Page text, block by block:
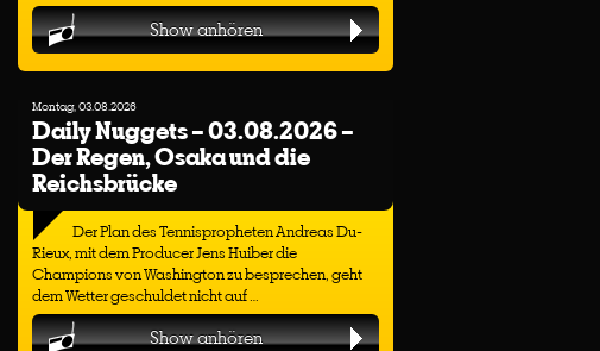
Show anhören
Montag, 03.08.2026
Daily Nuggets – 03.08.2026 –
Der Regen, Osaka und die
Reichsbrücke
Der Plan des Tennispropheten Andreas Du-
Rieux, mit dem Producer Jens Huiber die
Champions von Washington zu besprechen, geht
dem Wetter geschuldet nicht auf …
Show anhören